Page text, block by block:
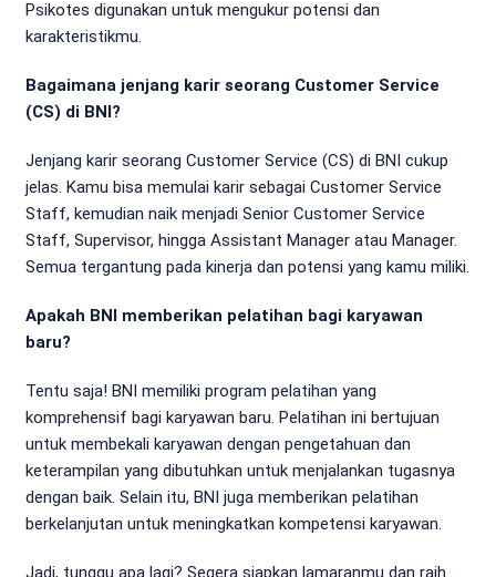
Psikotes digunakan untuk mengukur potensi dan
karakteristikmu.
Bagaimana jenjang karir seorang Customer Service
(CS) di BNI?
Jenjang karir seorang Customer Service (CS) di BNI cukup
jelas. Kamu bisa memulai karir sebagai Customer Service
Staff, kemudian naik menjadi Senior Customer Service
Staff, Supervisor, hingga Assistant Manager atau Manager.
Semua tergantung pada kinerja dan potensi yang kamu miliki.
Apakah BNI memberikan pelatihan bagi karyawan
baru?
Tentu saja! BNI memiliki program pelatihan yang
komprehensif bagi karyawan baru. Pelatihan ini bertujuan
untuk membekali karyawan dengan pengetahuan dan
keterampilan yang dibutuhkan untuk menjalankan tugasnya
dengan baik. Selain itu, BNI juga memberikan pelatihan
berkelanjutan untuk meningkatkan kompetensi karyawan.
Jadi, tunggu apa lagi? Segera siapkan lamaranmu dan raih